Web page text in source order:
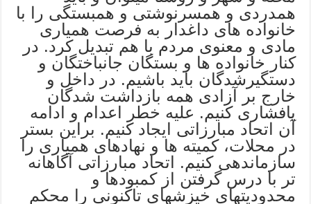
همدردی و همسرنوشتی و همبستگی را با
خانواده های داغدار به فرصت همیاری
مادی و معنوی مردم با هم تبدیل کرد. در
کنار خانواده ها و بستگان جانباختگان و
دستگیرشدگان باید باشیم. در داخل و
خارج بر آزادی همه بازداشت شدگان
پافشاری کنیم. علیه خطر اعدام و ادامه
آن اتحاد مبارزاتی ایجاد کنیم. براین بستر
در محلات، کمیته ها و نهادهای همیاری را
سازماندهی کنیم. اتحاد مبارزاتی آگاهانه
تر با درس گرفتن از کمبودها و
محدودیتهای خیزشهای تاکنونی را محکم